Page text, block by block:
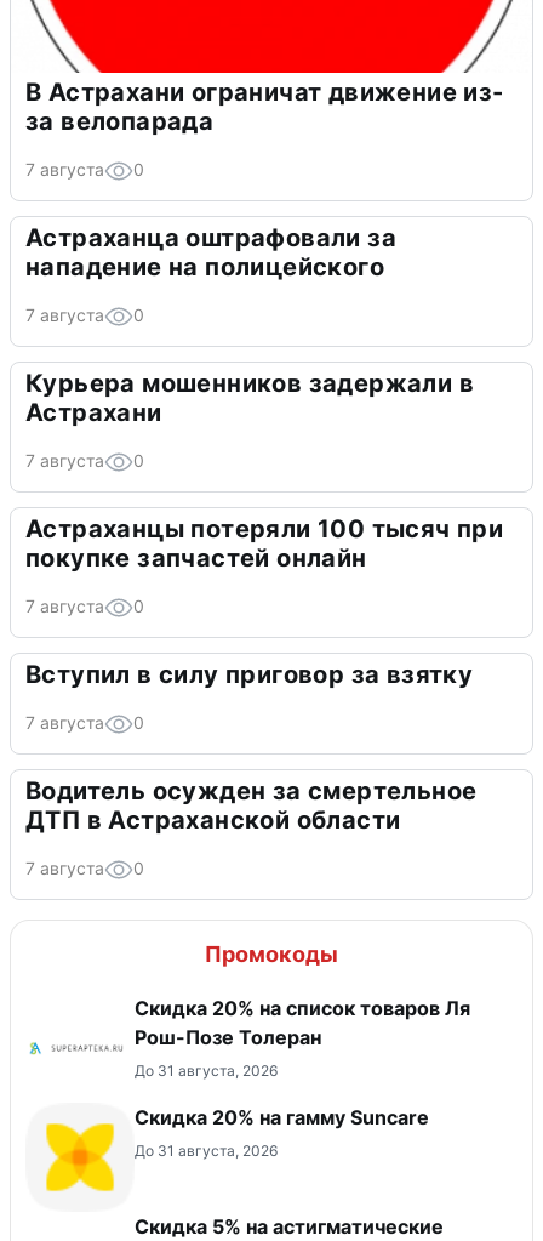
В Астрахани ограничат движение из-
за велопарада
7 августа 0
Астраханца оштрафовали за
нападение на полицейского
7 августа 0
Курьера мошенников задержали в
Астрахани
7 августа 0
Астраханцы потеряли 100 тысяч при
покупке запчастей онлайн
7 августа 0
Вступил в силу приговор за взятку
7 августа 0
Водитель осужден за смертельное
ДТП в Астраханской области
7 августа 0
Промокоды
Скидка 20% на список товаров Ля
Рош-Позе Толеран
До 31 августа, 2026
Скидка 20% на гамму Suncare
До 31 августа, 2026
Скидка 5% на астигматические